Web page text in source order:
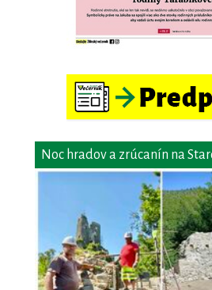
Noc hradov a zrúcanín na